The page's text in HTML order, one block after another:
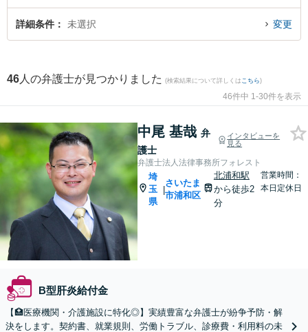
生したB型肝炎給付金のトラブルを今すぐに弁護士に相談したい』『B型肝炎給
付金のトラブル解決の実績豊富な近くの弁護士を検索したい』『初回相談無料
詳細条件 未選択 変更
46 人の弁護士が見つかりました (検索結果について詳しくは こちら)
46件中 1-30件を表示
中尾 基哉 弁
護士
インタビューを
見る
弁護士法人法律事務所フォレスト
埼
玉
県
|
さいたま
市浦和区
北浦和駅
から徒歩2
分
営業時間：
本日定休日
B型肝炎給付金
【🏥医療機関・介護施設に特化◎】実績豊富な弁護士が紛争予防・解
決をします。契約書、就業規則、労働トラブル、診療費・利用料の未